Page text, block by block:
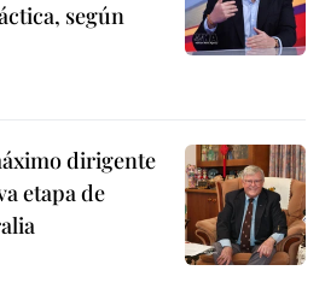
según
dirigente
etapa de